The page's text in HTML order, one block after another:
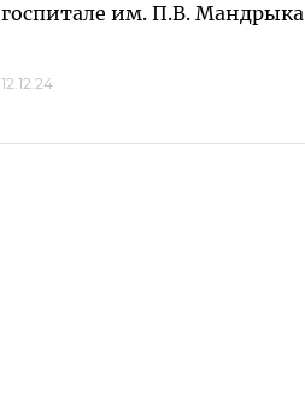
госпитале им. П.В. Мандрыка
12.12.24